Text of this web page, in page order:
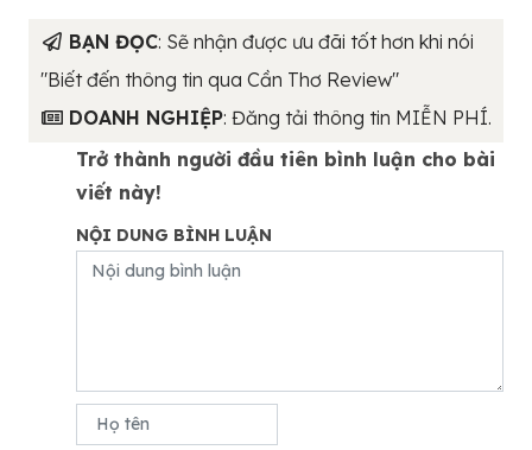
BẠN ĐỌC: Sẽ nhận được ưu đãi tốt hơn khi nói
"Biết đến thông tin qua Cần Thơ Review"
DOANH NGHIỆP: Đăng tải thông tin MIỄN PHÍ.
Trở thành người đầu tiên bình luận cho bài
viết này!
NỘI DUNG BÌNH LUẬN